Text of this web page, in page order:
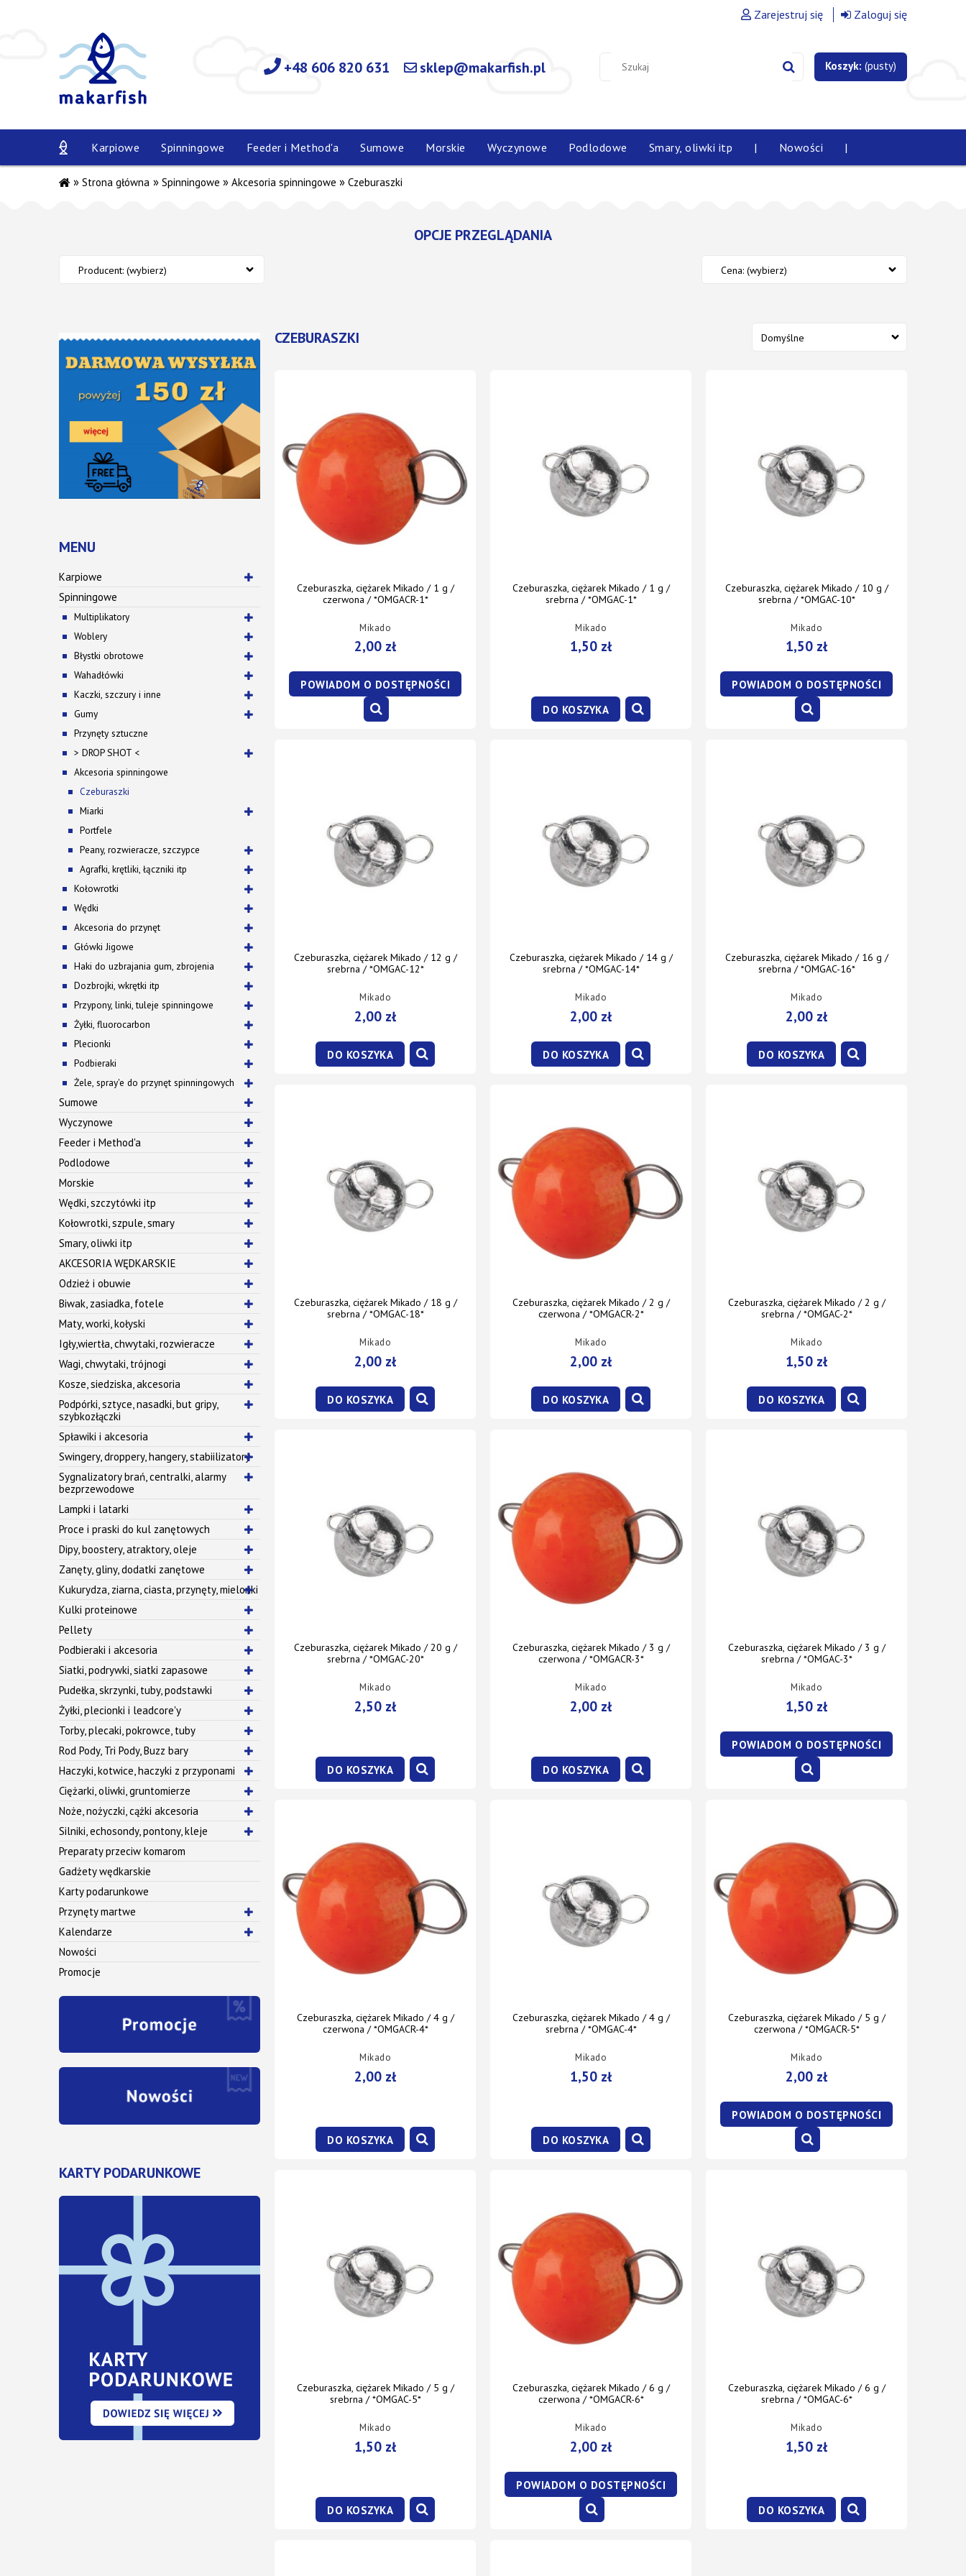
Zarejestruj się Zaloguj się
Koszyk: (pusty)
+48 606 820 631 sklep@makarfish.pl
Karpiowe Spinningowe Feeder i Method'a Sumowe Morskie Wyczynowe Podlodowe Smary, oliwki itp | Nowości |
» Strona główna » Spinningowe » Akcesoria spinningowe » Czeburaszki
OPCJE PRZEGLĄDANIA
Producent: (wybierz) Cena: (wybierz)
MENU
Karpiowe
Spinningowe
Multiplikatory
Woblery
Błystki obrotowe
Wahadłówki
Kaczki, szczury i inne
Gumy
Przynęty sztuczne
> DROP SHOT <
Akcesoria spinningowe
Czeburaszki
Miarki
Portfele
Peany, rozwieracze, szczypce
Agrafki, krętliki, łączniki itp
Kołowrotki
Wędki
Akcesoria do przynęt
Główki Jigowe
Haki do uzbrajania gum, zbrojenia
Dozbrojki, wkrętki itp
Przypony, linki, tuleje spinningowe
Żyłki, fluorocarbon
Plecionki
Podbieraki
Żele, spray'e do przynęt spinningowych
Sumowe
Wyczynowe
Feeder i Method'a
Podlodowe
Morskie
Wędki, szczytówki itp
Kołowrotki, szpule, smary
Smary, oliwki itp
AKCESORIA WĘDKARSKIE
Odzież i obuwie
Biwak, zasiadka, fotele
Maty, worki, kołyski
Igły,wiertła, chwytaki, rozwieracze
Wagi, chwytaki, trójnogi
Kosze, siedziska, akcesoria
Podpórki, sztyce, nasadki, but gripy,
szybkozłączki
Spławiki i akcesoria
Swingery, droppery, hangery, stabiilizatory
Sygnalizatory brań, centralki, alarmy
bezprzewodowe
Lampki i latarki
Proce i praski do kul zanętowych
Dipy, boostery, atraktory, oleje
Zanęty, gliny, dodatki zanętowe
Kukurydza, ziarna, ciasta, przynęty, mielonki
Kulki proteinowe
Pellety
Podbieraki i akcesoria
Siatki, podrywki, siatki zapasowe
Pudełka, skrzynki, tuby, podstawki
Żyłki, plecionki i leadcore'y
Torby, plecaki, pokrowce, tuby
Rod Pody, Tri Pody, Buzz bary
Haczyki, kotwice, haczyki z przyponami
Ciężarki, oliwki, gruntomierze
Noże, nożyczki, cążki akcesoria
Silniki, echosondy, pontony, kleje
Preparaty przeciw komarom
Gadżety wędkarskie
Karty podarunkowe
Przynęty martwe
Kalendarze
Nowości
Promocje
KARTY PODARUNKOWE
CZEBURASZKI
Czeburaszka, ciężarek Mikado / 1 g /
czerwona / *OMGACR-1*
Mikado
2,00 zł
POWIADOM O DOSTĘPNOŚCI
Czeburaszka, ciężarek Mikado / 1 g /
srebrna / *OMGAC-1*
Mikado
1,50 zł
DO KOSZYKA
Czeburaszka, ciężarek Mikado / 10 g /
srebrna / *OMGAC-10*
Mikado
1,50 zł
POWIADOM O DOSTĘPNOŚCI
Czeburaszka, ciężarek Mikado / 12 g /
srebrna / *OMGAC-12*
Mikado
2,00 zł
DO KOSZYKA
Czeburaszka, ciężarek Mikado / 14 g /
srebrna / *OMGAC-14*
Mikado
2,00 zł
DO KOSZYKA
Czeburaszka, ciężarek Mikado / 16 g /
srebrna / *OMGAC-16*
Mikado
2,00 zł
DO KOSZYKA
Czeburaszka, ciężarek Mikado / 18 g /
srebrna / *OMGAC-18*
Mikado
2,00 zł
DO KOSZYKA
Czeburaszka, ciężarek Mikado / 2 g /
czerwona / *OMGACR-2*
Mikado
2,00 zł
DO KOSZYKA
Czeburaszka, ciężarek Mikado / 2 g /
srebrna / *OMGAC-2*
Mikado
1,50 zł
DO KOSZYKA
Czeburaszka, ciężarek Mikado / 20 g /
srebrna / *OMGAC-20*
Mikado
2,50 zł
DO KOSZYKA
Czeburaszka, ciężarek Mikado / 3 g /
czerwona / *OMGACR-3*
Mikado
2,00 zł
DO KOSZYKA
Czeburaszka, ciężarek Mikado / 3 g /
srebrna / *OMGAC-3*
Mikado
1,50 zł
POWIADOM O DOSTĘPNOŚCI
Czeburaszka, ciężarek Mikado / 4 g /
czerwona / *OMGACR-4*
Mikado
2,00 zł
DO KOSZYKA
Czeburaszka, ciężarek Mikado / 4 g /
srebrna / *OMGAC-4*
Mikado
1,50 zł
DO KOSZYKA
Czeburaszka, ciężarek Mikado / 5 g /
czerwona / *OMGACR-5*
Mikado
2,00 zł
POWIADOM O DOSTĘPNOŚCI
Czeburaszka, ciężarek Mikado / 5 g /
srebrna / *OMGAC-5*
Mikado
1,50 zł
DO KOSZYKA
Czeburaszka, ciężarek Mikado / 6 g /
czerwona / *OMGACR-6*
Mikado
2,00 zł
POWIADOM O DOSTĘPNOŚCI
Czeburaszka, ciężarek Mikado / 6 g /
srebrna / *OMGAC-6*
Mikado
1,50 zł
DO KOSZYKA